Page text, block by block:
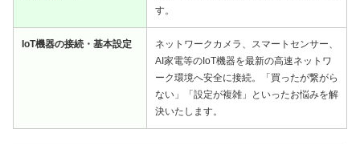
す。
IoT機器の接続・基本設定
ネットワークカメラ、スマートセンサー、
AI家電等のIoT機器を最新の高速ネットワ
ーク環境へ安全に接続。「買ったが繋がら
ない」「設定が複雑」といったお悩みを解
決いたします。